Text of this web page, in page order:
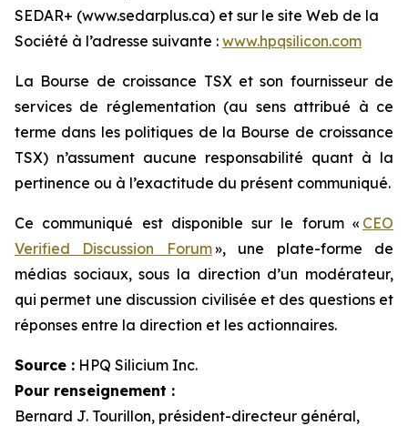
SEDAR+ (www.sedarplus.ca) et sur le site Web de la
Société à l’adresse suivante : www.hpqsilicon.com
La Bourse de croissance TSX et son fournisseur de
services de réglementation (au sens attribué à ce
terme dans les politiques de la Bourse de croissance
TSX) n’assument aucune responsabilité quant à la
pertinence ou à l’exactitude du présent communiqué.
Ce communiqué est disponible sur le forum « CEO
Verified Discussion Forum», une plate-forme de
médias sociaux, sous la direction d’un modérateur,
qui permet une discussion civilisée et des questions et
réponses entre la direction et les actionnaires.
Source : HPQ Silicium Inc.
Pour renseignement :
Bernard J. Tourillon, président-directeur général,